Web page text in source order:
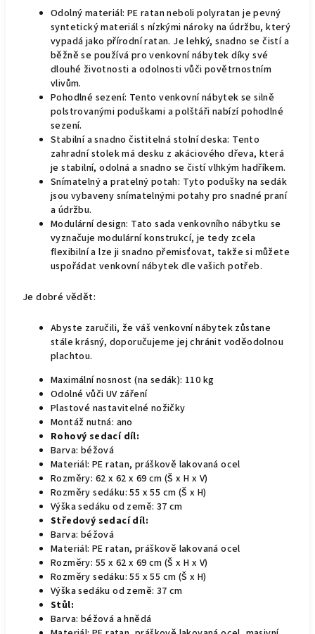
Odolný materiál: PE ratan neboli polyratan je pevný
syntetický materiál s nízkými nároky na údržbu, který
vypadá jako přírodní ratan. Je lehký, snadno se čistí a
běžně se používá pro venkovní nábytek díky své
dlouhé životnosti a odolnosti vůči povětrnostním
vlivům.
Pohodlné sezení: Tento venkovní nábytek se silně
polstrovanými poduškami a polštáři nabízí pohodlné
sezení.
Stabilní a snadno čistitelná stolní deska: Tento
zahradní stolek má desku z akáciového dřeva, která
je stabilní, odolná a snadno se čistí vlhkým hadříkem.
Snímatelný a pratelný potah: Tyto podušky na sedák
jsou vybaveny snímatelnými potahy pro snadné praní
a údržbu.
Modulární design: Tato sada venkovního nábytku se
vyznačuje modulární konstrukcí, je tedy zcela
flexibilní a lze ji snadno přemisťovat, takže si můžete
uspořádat venkovní nábytek dle vašich potřeb.
Je dobré vědět:
Abyste zaručili, že váš venkovní nábytek zůstane
stále krásný, doporučujeme jej chránit voděodolnou
plachtou.
Maximální nosnost (na sedák): 110 kg
Odolné vůči UV záření
Plastové nastavitelné nožičky
Montáž nutná: ano
Rohový sedací díl:
Barva: béžová
Materiál: PE ratan, práškově lakovaná ocel
Rozměry: 62 x 62 x 69 cm (Š x H x V)
Rozměry sedáku: 55 x 55 cm (Š x H)
Výška sedáku od země: 37 cm
Středový sedací díl:
Barva: béžová
Materiál: PE ratan, práškově lakovaná ocel
Rozměry: 55 x 62 x 69 cm (Š x H x V)
Rozměry sedáku: 55 x 55 cm (Š x H)
Výška sedáku od země: 37 cm
Stůl:
Barva: béžová a hnědá